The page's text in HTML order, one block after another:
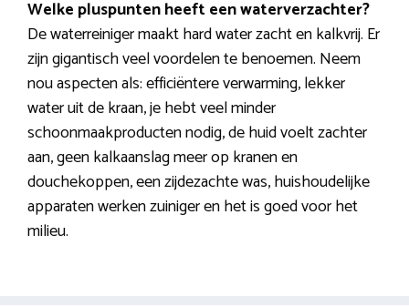
Welke pluspunten heeft een waterverzachter?
De waterreiniger maakt hard water zacht en kalkvrij. Er
zijn gigantisch veel voordelen te benoemen. Neem
nou aspecten als: efficiëntere verwarming, lekker
water uit de kraan, je hebt veel minder
schoonmaakproducten nodig, de huid voelt zachter
aan, geen kalkaanslag meer op kranen en
douchekoppen, een zijdezachte was, huishoudelijke
apparaten werken zuiniger en het is goed voor het
milieu.